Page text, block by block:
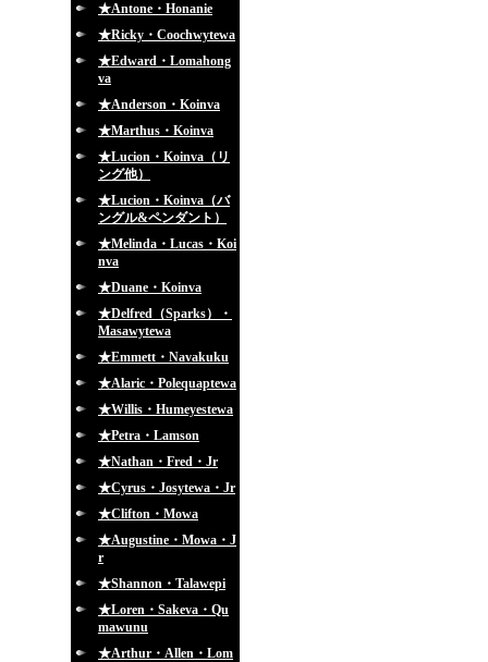
★Antone・Honanie
★Ricky・Coochwytewa
★Edward・Lomahong
va
★Anderson・Koinva
★Marthus・Koinva
★Lucion・Koinva（リ
ング他）
★Lucion・Koinva（バ
ングル&ペンダント）
★Melinda・Lucas・Koi
nva
★Duane・Koinva
★Delfred（Sparks）・
Masawytewa
★Emmett・Navakuku
★Alaric・Polequaptewa
★Willis・Humeyestewa
★Petra・Lamson
★Nathan・Fred・Jr
★Cyrus・Josytewa・Jr
★Clifton・Mowa
★Augustine・Mowa・J
r
★Shannon・Talawepi
★Loren・Sakeva・Qu
mawunu
★Arthur・Allen・Lom